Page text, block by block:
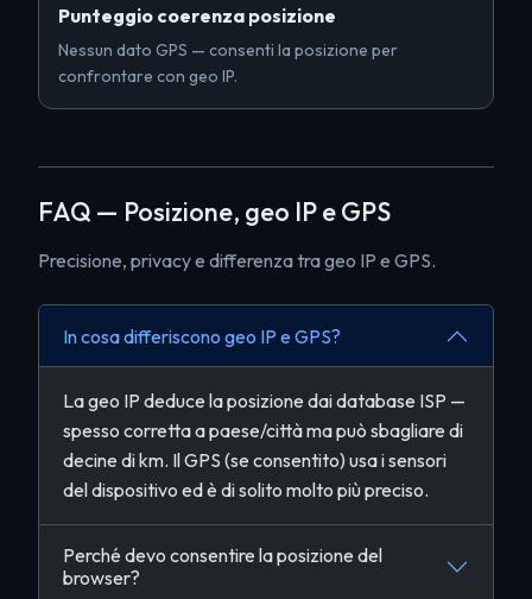
Punteggio coerenza posizione
Nessun dato GPS — consenti la posizione per
confrontare con geo IP.
FAQ — Posizione, geo IP e GPS
Precisione, privacy e differenza tra geo IP e GPS.
In cosa differiscono geo IP e GPS?
La geo IP deduce la posizione dai database ISP —
spesso corretta a paese/città ma può sbagliare di
decine di km. Il GPS (se consentito) usa i sensori
del dispositivo ed è di solito molto più preciso.
Perché devo consentire la posizione del
browser?